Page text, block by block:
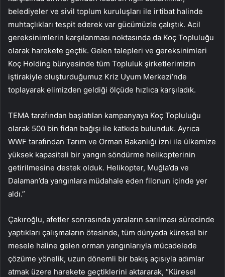
belediyeler ve sivil toplum kuruluşları ile irtibat halinde
muhtaçlıkları tespit ederek var gücümüzle çalıştık. Acil
gereksinimlerin karşılanması noktasında da Koç Topluluğu
olarak harekete geçtik. Gelen talepleri ve gereksinimleri
Koç Holding bünyesinde tüm Topluluk şirketlerimizin
iştirakiyle oluşturduğumuz Kriz Uyum Merkezi’nde
toplayarak elimizden geldiği ölçüde hızlıca karşıladık.
TEMA tarafından başlatılan kampanyaya Koç Topluluğu
olarak 500 bin fidan bağışı ile katkıda bulunduk. Ayrıca
WWF tarafından Tarım ve Orman Bakanlığı izni ile ülkemize
yüksek kapasiteli bir yangın söndürme helikopterinin
getirilmesine destek olduk. Helikopter, Muğla’da ve
Dalaman’da yangınlara müdahale eden filonun içinde yer
aldı.”
Çakıroğlu, afetler sonrasında yaraların sarılması sürecinde
yaptıkları çalışmaların ötesinde, tüm dünyada küresel bir
mesele haline gelen orman yangınlarıyla mücadelede
çözüme yönelik, uzun dönemli bir bakış açısıyla adımlar
atmak üzere harekete geçtiklerini aktararak, “Küresel